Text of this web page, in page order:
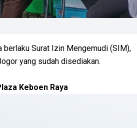
berlaku Surat Izin Mengemudi (SIM),
yang sudah disediakan.
Keboen Raya